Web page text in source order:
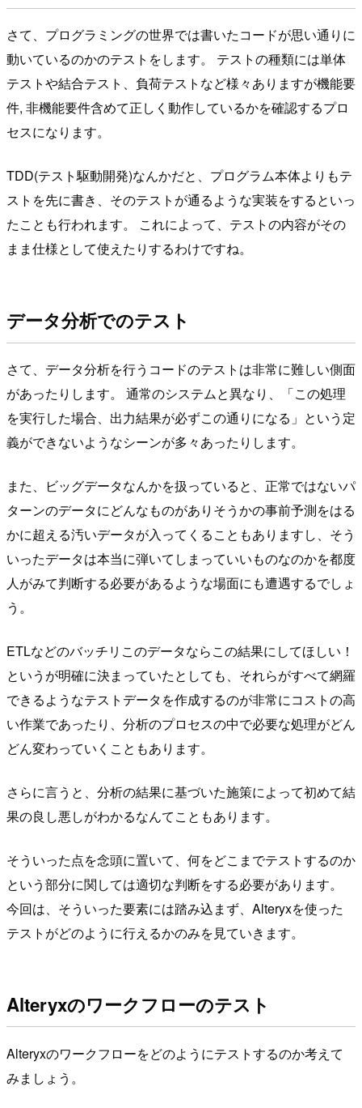
さて、プログラミングの世界では書いたコードが思い通りに
動いているのかのテストをします。 テストの種類には単体
テストや結合テスト、負荷テストなど様々ありますが機能要
件, 非機能要件含めて正しく動作しているかを確認するプロ
セスになります。
TDD(テスト駆動開発)なんかだと、プログラム本体よりもテ
ストを先に書き、そのテストが通るような実装をするといっ
たことも行われます。 これによって、テストの内容がその
まま仕様として使えたりするわけですね。
データ分析でのテスト
さて、データ分析を行うコードのテストは非常に難しい側面
があったりします。 通常のシステムと異なり、「この処理
を実行した場合、出力結果が必ずこの通りになる」という定
義ができないようなシーンが多々あったりします。
また、ビッグデータなんかを扱っていると、正常ではないパ
ターンのデータにどんなものがありそうかの事前予測をはる
かに超える汚いデータが入ってくることもありますし、そう
いったデータは本当に弾いてしまっていいものなのかを都度
人がみて判断する必要があるような場面にも遭遇するでしょ
う。
ETLなどのバッチリこのデータならこの結果にしてほしい！
というが明確に決まっていたとしても、それらがすべて網羅
できるようなテストデータを作成するのが非常にコストの高
い作業であったり、分析のプロセスの中で必要な処理がどん
どん変わっていくこともあります。
さらに言うと、分析の結果に基づいた施策によって初めて結
果の良し悪しがわかるなんてこともあります。
そういった点を念頭に置いて、何をどこまでテストするのか
という部分に関しては適切な判断をする必要があります。
今回は、そういった要素には踏み込まず、Alteryxを使った
テストがどのように行えるかのみを見ていきます。
Alteryxのワークフローのテスト
Alteryxのワークフローをどのようにテストするのか考えて
みましょう。